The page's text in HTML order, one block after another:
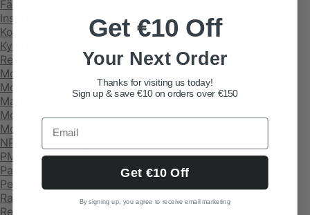
Fäste motor / vxl
Insprutningssystem
Koppling
Kylare vatten / Olja / Intercooler/Slang
Red Line. Olja / Fett / Tillsatser
Moped & MC Delar
Motordelar - Filter & olja
Marine
Motorvärmare
Motorfästen
NP Parts
PMC Motorsport
Packningar/ Silicone
Pedalställ
Rally
Reklamartiklar
Get €10 Off
Your Next Order
Thanks for visiting us today!
Sign up & save €10 on orders over €150
Get €10 Off
By signing up, you agree to receive email marketing